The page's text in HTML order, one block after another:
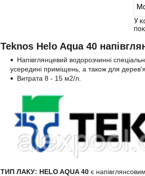
У
Teknos Helo Aqua 40
Напівглянцевий водорозчинні
усередині приміщень, а також для
Витрата 8 - 15 м2/л.
ТИП ЛАКУ: HELO AQUA 40 є